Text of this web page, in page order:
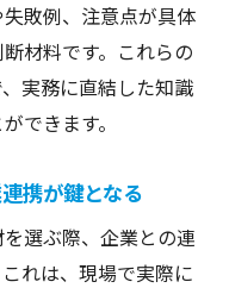
敗例、注意点が具体
材料です。これらの
実務に直結した知識
できます。
携が鍵となる
選ぶ際、企業との連
れは、現場で実際に